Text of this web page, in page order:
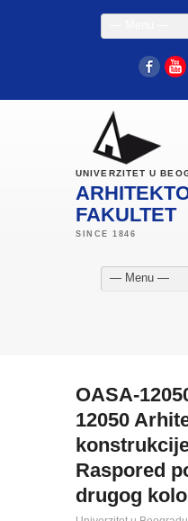
UNIVERZITET U
FAKULTET
— Menu —
OASA-
12050
Raspored
drugog